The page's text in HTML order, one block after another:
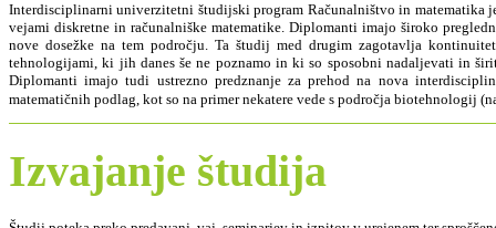
Interdisciplinarni univerzitetni študijski program Računalništvo in matematika
vejami diskretne in računalniške matematike. Diplomanti imajo široko
nove dosežke na tem področju. Ta študij med drugim zagotavlja
tehnologijami, ki jih danes še ne poznamo in ki so sposobni nadaljevati in
Diplomanti imajo tudi ustrezno predznanje za prehod na nova
matematičnih podlag, kot so na primer nekatere vede s področja
Izvajanje študija